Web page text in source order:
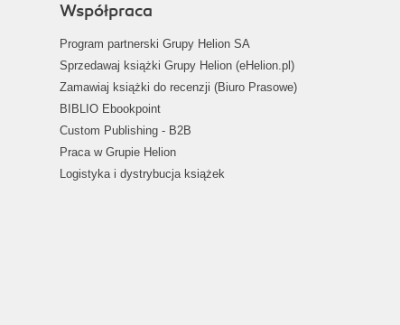
Współpraca
Program partnerski Grupy Helion SA
Sprzedawaj książki Grupy Helion (eHelion.pl)
Zamawiaj książki do recenzji (Biuro Prasowe)
BIBLIO Ebookpoint
Custom Publishing - B2B
Praca w Grupie Helion
Logistyka i dystrybucja książek